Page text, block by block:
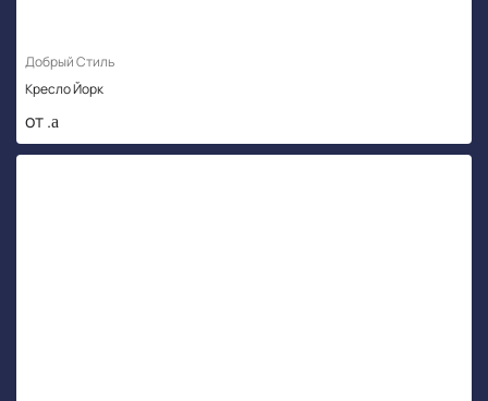
Добрый Стиль
Кресло Йорк
от .